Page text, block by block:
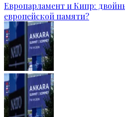
Европарламент и Кипр:
европейской памяти?